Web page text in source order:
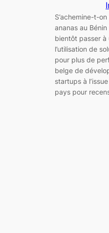
S’achemine-t-
ananas au
bientôt passer
l’utilisation de
pour plus de
belge de
startups à
pays pour